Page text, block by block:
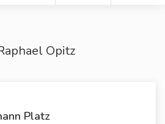
Opitz
Platz